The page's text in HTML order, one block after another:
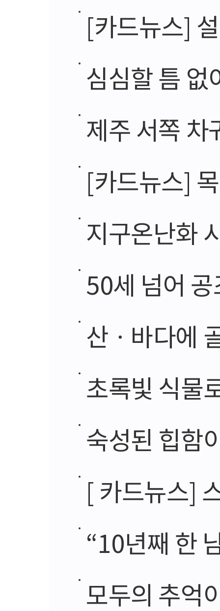
[카드뉴스]
심심할 틈 없
제주 서쪽 차
[카드뉴스]
지구온난화
50세 넘어 공
산ㆍ바다에 골
초록빛 식물
숙성된 힙함
[ 카드뉴스] 스
“10년째 한
모두의 추억